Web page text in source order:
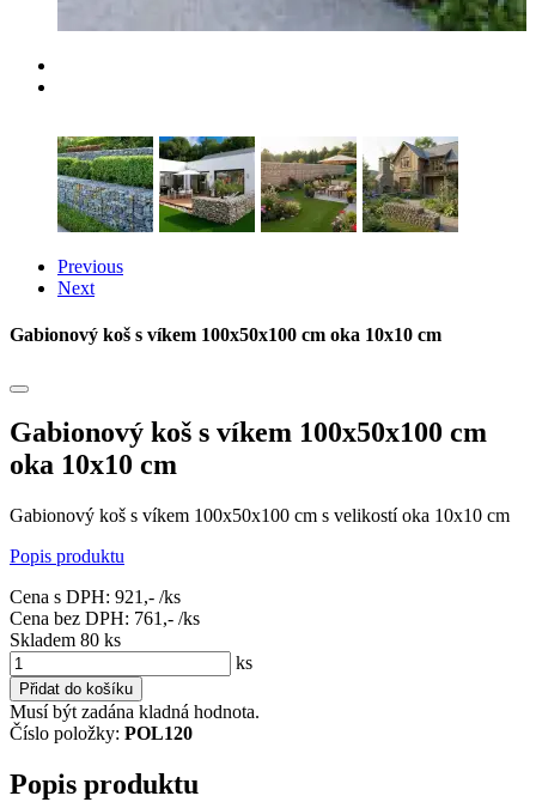
Previous
Next
Gabionový koš s víkem 100x50x100 cm oka 10x10 cm
Gabionový koš s víkem 100x50x100 cm
oka 10x10 cm
Gabionový koš s víkem 100x50x100 cm s velikostí oka 10x10 cm
Popis produktu
Cena s DPH: 921,- /ks
Cena bez DPH: 761,- /ks
Skladem 80 ks
ks
Přidat do košíku
Musí být zadána kladná hodnota.
Číslo položky: POL120
Popis produktu